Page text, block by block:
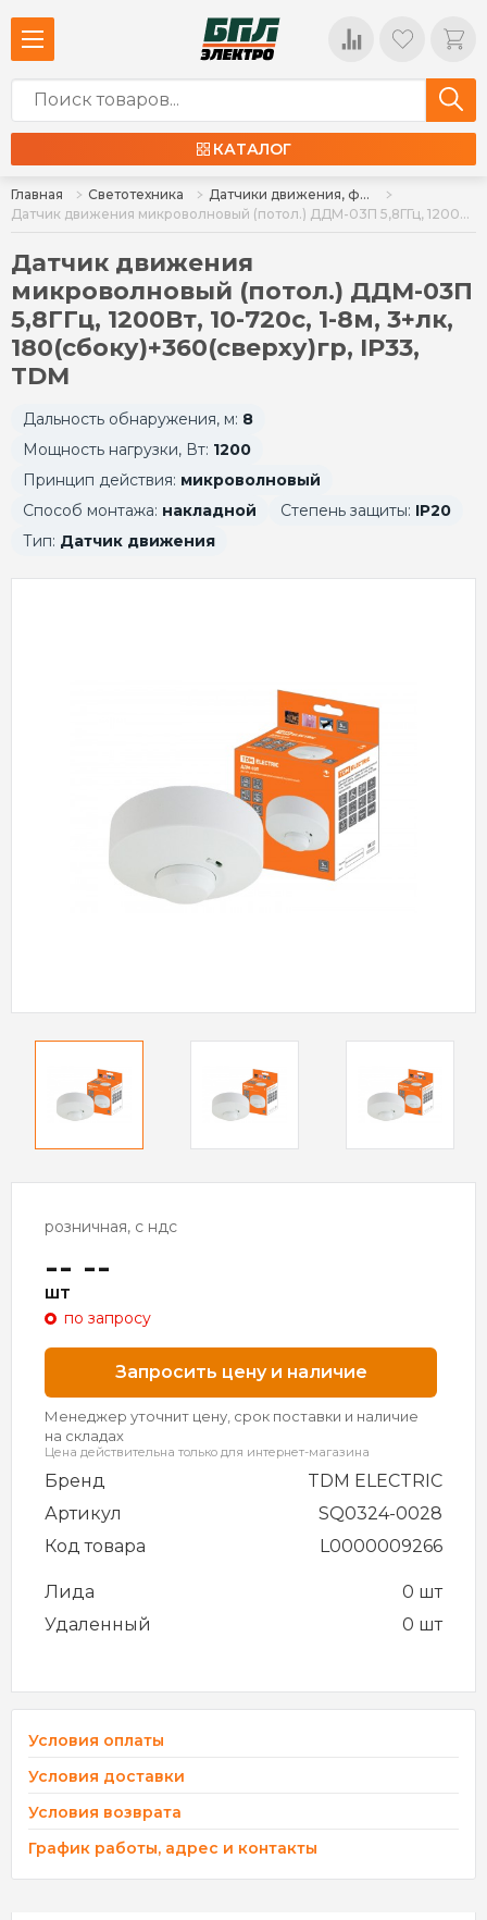
КАТАЛОГ
Главная Светотехника
Датчики движения, фотоаккустические датчики, фотореле
Датчик движения микроволновый (потол.) ДДМ-03П 5,8ГГц, 1200Вт, 10-720с, 1-8м, 3+лк, 180(сбоку)+360(сверху)гр, IP33, TDM
Датчик движения
микроволновый (потол.) ДДМ-03П
5,8ГГц, 1200Вт, 10-720с, 1-8м, 3+лк,
180(сбоку)+360(сверху)гр, IP33,
TDM
Дальность обнаружения, м: 8
Мощность нагрузки, Вт: 1200
Принцип действия: микроволновый
Способ монтажа: накладной Степень защиты: IP20
Тип: Датчик движения
розничная, с ндс
-- --
шт
по запросу
Запросить цену и наличие
Менеджер уточнит цену, срок поставки и наличие
на складах
Цена действительна только для интернет-магазина
Бренд
TDM ELECTRIC
Артикул
SQ0324-0028
Код товара
L0000009266
Лида
0 шт
Удаленный
0 шт
Условия оплаты
Условия доставки
Условия возврата
График работы, адрес и контакты